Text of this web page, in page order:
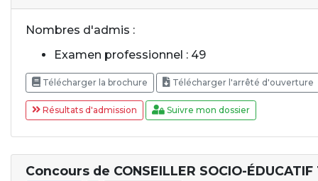
Nombres d'admis :
Examen professionnel : 49
Télécharger la brochure Télécharger l'arrêté d'ouverture
Résultats d'admission Suivre mon dossier
Concours de CONSEILLER SOCIO-ÉDUCATIF